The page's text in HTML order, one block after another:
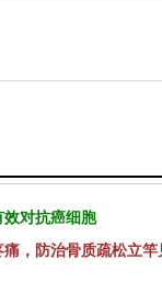
对抗癌细胞
，防治骨质疏松立竿